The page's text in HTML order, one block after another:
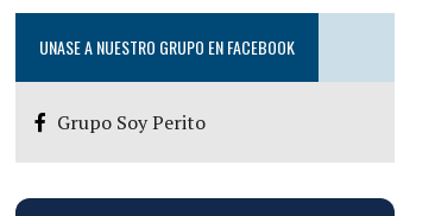
UNASE A NUESTRO GRUPO EN FACEBOOK
Grupo Soy Perito